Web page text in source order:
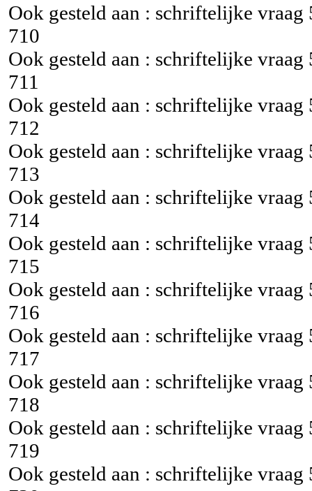
Ook gesteld aan : schriftelijke vraag
710
Ook gesteld aan : schriftelijke vraag
711
Ook gesteld aan : schriftelijke vraag
712
Ook gesteld aan : schriftelijke vraag
713
Ook gesteld aan : schriftelijke vraag
714
Ook gesteld aan : schriftelijke vraag
715
Ook gesteld aan : schriftelijke vraag
716
Ook gesteld aan : schriftelijke vraag
717
Ook gesteld aan : schriftelijke vraag
718
Ook gesteld aan : schriftelijke vraag
719
Ook gesteld aan : schriftelijke vraag